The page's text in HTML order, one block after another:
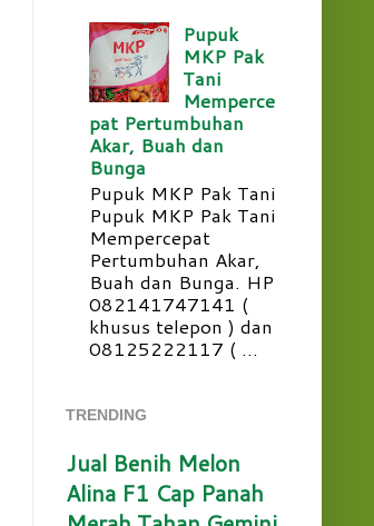
Pupuk
MKP Pak
Tani
Memperce
pat Pertumbuhan
Akar, Buah dan
Bunga
Pupuk MKP Pak Tani
Pupuk MKP Pak Tani
Mempercepat
Pertumbuhan Akar,
Buah dan Bunga. HP
082141747141 (
khusus telepon ) dan
08125222117 ( ...
TRENDING
Jual Benih Melon
Alina F1 Cap Panah